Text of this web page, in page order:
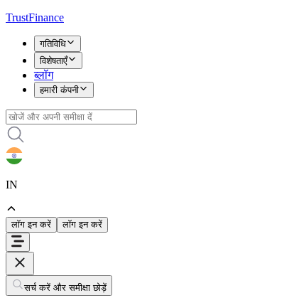
TrustFinance
गतिविधि
विशेषताएँ
ब्लॉग
हमारी कंपनी
IN
लॉग इन करें लॉग इन करें
सर्च करें और समीक्षा छोड़ें